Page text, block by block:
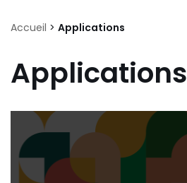
Accueil > Applications
Applications